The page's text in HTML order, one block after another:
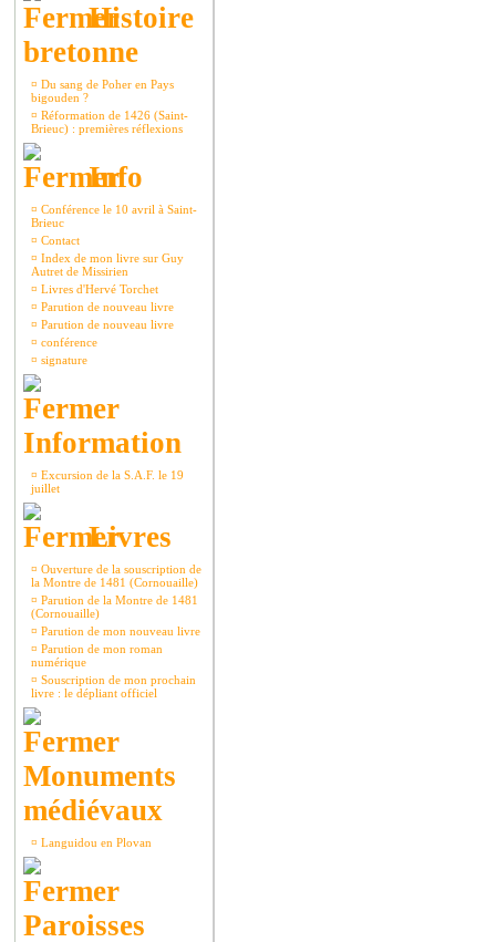
Histoire
bretonne
¤ Du sang de Poher en Pays
bigouden ?
¤ Réformation de 1426 (Saint-
Brieuc) : premières réflexions
Info
¤ Conférence le 10 avril à Saint-
Brieuc
¤ Contact
¤ Index de mon livre sur Guy
Autret de Missirien
¤ Livres d'Hervé Torchet
¤ Parution de nouveau livre
¤ Parution de nouveau livre
¤ conférence
¤ signature
Information
¤ Excursion de la S.A.F. le 19
juillet
Livres
¤ Ouverture de la souscription de
la Montre de 1481 (Cornouaille)
¤ Parution de la Montre de 1481
(Cornouaille)
¤ Parution de mon nouveau livre
¤ Parution de mon roman
numérique
¤ Souscription de mon prochain
livre : le dépliant officiel
Monuments
médiévaux
¤ Languidou en Plovan
Paroisses